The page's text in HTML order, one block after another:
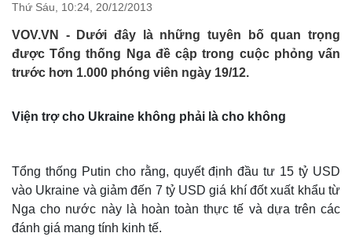
Nhận diện sự thật
Việc làm
Biển đảo
Thứ Sáu, 10:24, 20/12/2013
VOV.VN - Dưới đây là những tuyên bố quan trọng
được Tổng thống Nga đề cập trong cuộc phỏng vấn
trước hơn 1.000 phóng viên ngày 19/12.
Viện trợ cho Ukraine không phải là cho không
Tổng thống Putin cho rằng, quyết định đầu tư 15 tỷ USD
vào Ukraine và giảm đến 7 tỷ USD giá khí đốt xuất khẩu từ
Nga cho nước này là hoàn toàn thực tế và dựa trên các
đánh giá mang tính kinh tế.